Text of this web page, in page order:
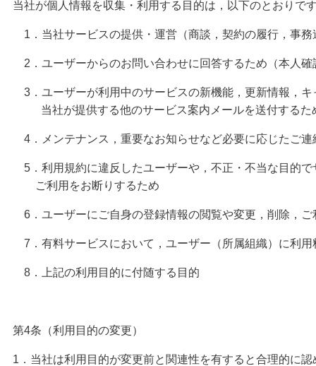
当社が個人情報を収集・利用する目的は，以下のとおりで
1．当社サービスの提供・運営（商談
2．ユーザーからのお問い合わせに回答す
3．ユーザーが利用中のサービスの新機能，更新情報，キ
当社が提供する他のサ
4．メンテナンス，重要なお知らせ
5．利用規約に違反したユーザーや，不正・不当な目的
ご利用をお
6．ユーザーにご自身の登録情報の閲覧や変更，削
7．有料サービスにおいて，ユーザー（所属組織）に利
8．上記の利用目的に付随する目的
第4条（利用目的の変更）
1．当社は利用目的が変更前と関連性を有すると合理的に